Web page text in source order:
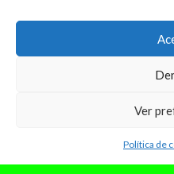
Ver
Política de